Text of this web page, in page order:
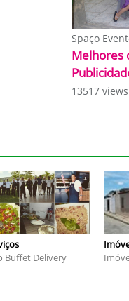
Spaço
Melhores
13517
Buffet Delivery